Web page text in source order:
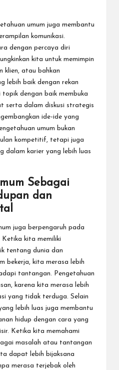
umum juga membantu
komunikasi.
dengan percaya diri
kita untuk memimpin
klien, atau bahkan
lebih baik dengan rekan
dengan baik membuka
serta dalam diskusi strategis
ide-ide yang
umum bukan
kompetitif, tetapi juga
dalam karier yang lebih luas
Sebagai
dan
juga berpengaruh pada
Ketika kita memiliki
tentang dunia dan
bekerja, kita merasa lebih
tantangan. Pengetahuan
karena kita merasa lebih
yang tidak terduga. Selain
lebih luas juga membantu
hidup dengan cara yang
Ketika kita memahami
masalah atau tantangan
dapat lebih bijaksana
merasa terjebak oleh